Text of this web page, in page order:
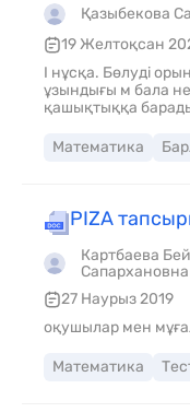
Қазыбекова
19 Желтоқсан
І нұсқа. Бөлуді орындаңдар: а) ә) 1 2.Қадамының
ұзындығы м бала неше қадам жасағанда м
қашықтыққа барады? 3.
Саяхатшылар 90
жүруге тиісті жолының -сіндей.
Математика
PIZA
Картбаева
Сапархановна
27 Наурыз 2019
оқушылар мен
Математика